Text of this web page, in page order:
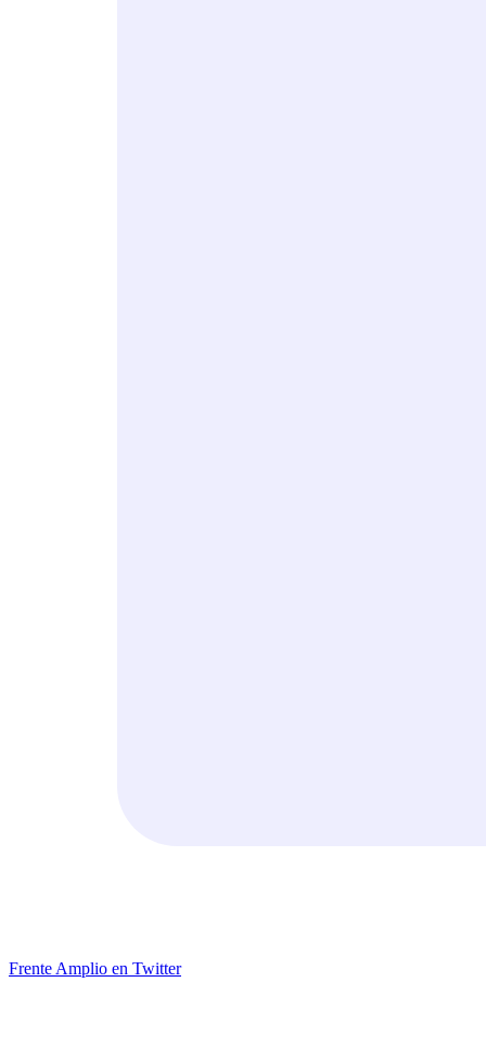
Frente Amplio en Twitter